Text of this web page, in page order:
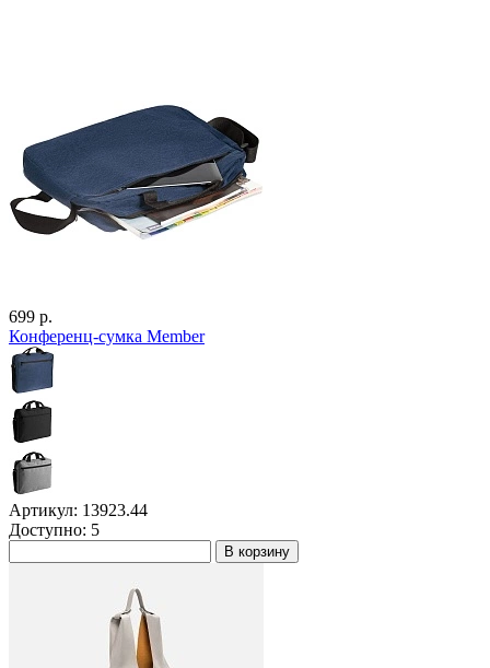
699 р.
Конференц-сумка Member
Артикул: 13923.44
Доступно: 5
В корзину